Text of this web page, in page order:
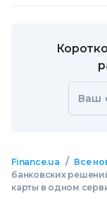
Ваш
Finance.ua / Все
банковских
карты в одном